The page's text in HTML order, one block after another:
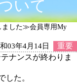
いて
した≫会員専用My
重要
03年4月14日
ナンスが終わりま
した。